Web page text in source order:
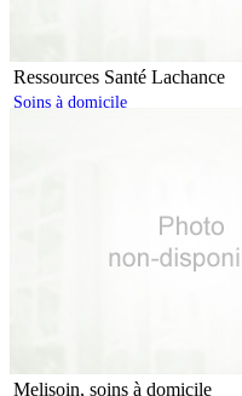
Ressources Santé Lachance
Soins à domicile
Melisoin, soins à domicile